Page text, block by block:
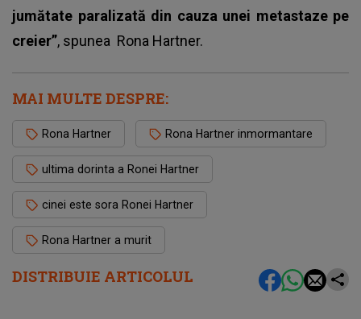
DISTRIBUIE ARTICOLUL
jumătate paralizată din cauza unei metastaze pe
creier”, spunea Rona Hartner.
MAI MULTE DESPRE:
Rona Hartner Rona Hartner inmormantare
ultima dorinta a Ronei Hartner
cinei este sora Ronei Hartner
Rona Hartner a murit